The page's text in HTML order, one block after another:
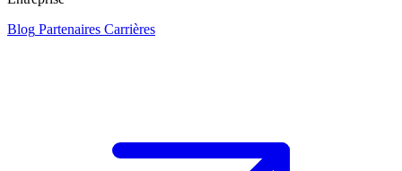
Blog Partenaires Carrières